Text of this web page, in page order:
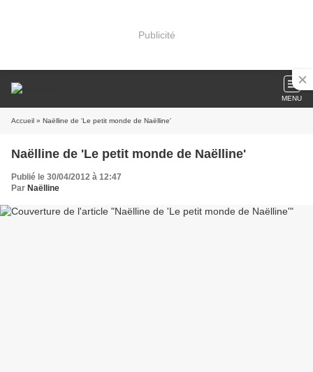
Publicité
MENU
Accueil » Naëlline de 'Le petit monde de Naëlline'
Naëlline de 'Le petit monde de Naëlline'
Publié le 30/04/2012 à 12:47
Par Naëlline